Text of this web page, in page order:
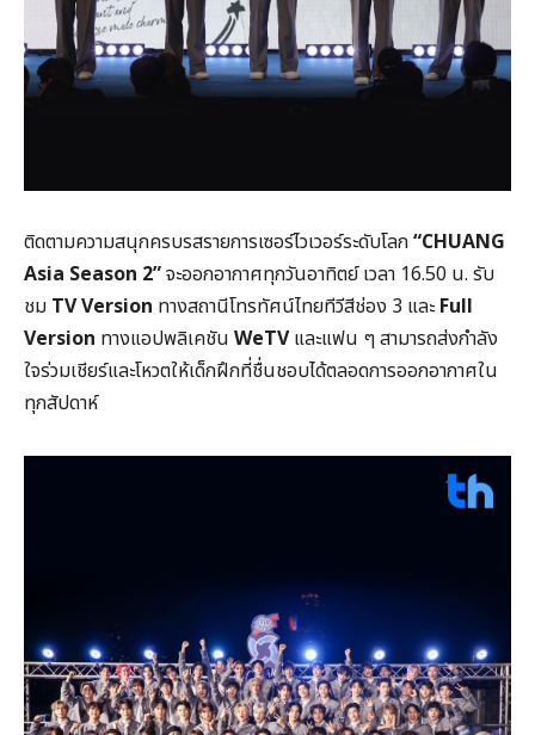
ติดตามความสนุกครบรสรายการเซอร์ไวเวอร์ระดับโลก“CHUANG
Asia Season 2”จะออกอากาศทุกวันอาทิตย์ เวลา 16.50 น. รับ
ชม TV Version ทางสถานีโทรทัศน์ไทยทีวีสีช่อง 3 และFull
Version ทางแอปพลิเคชัน WeTVและแฟน ๆ สามารถส่งกำลัง
ใจร่วมเชียร์และโหวตให้เด็กฝึกที่ชื่นชอบได้ตลอดการออกอากาศใน
ทุกสัปดาห์